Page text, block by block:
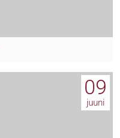
09
juuni